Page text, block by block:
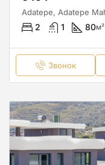
2 1 80м²
Звонок